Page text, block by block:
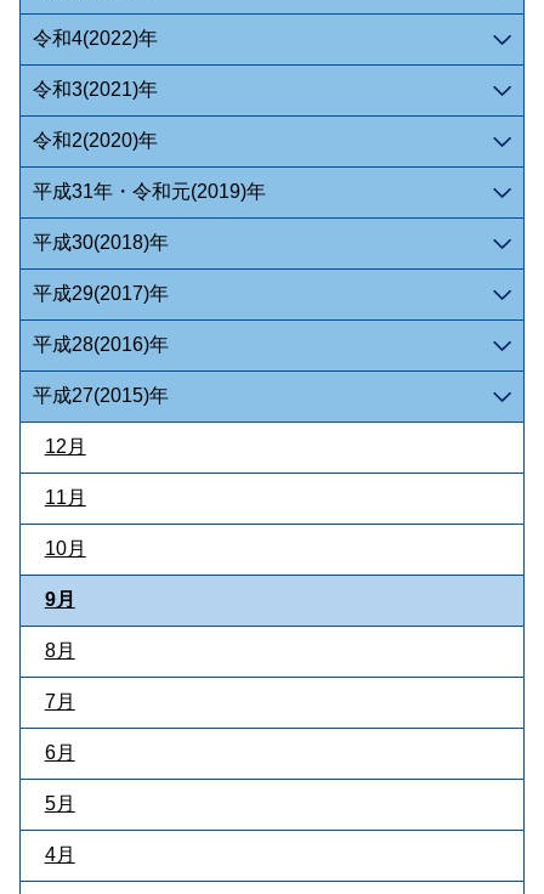
令和4(2022)年
令和3(2021)年
令和2(2020)年
平成31年・令和元(2019)年
平成30(2018)年
平成29(2017)年
平成28(2016)年
平成27(2015)年
12月
11月
10月
9月
8月
7月
6月
5月
4月